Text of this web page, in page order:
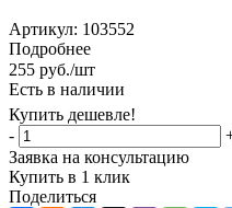
Артикул: 103552
Подробнее
255 руб./шт
Есть в наличии
Купить дешевле!
-
Заявка на консультацию
Купить в 1 клик
Поделиться